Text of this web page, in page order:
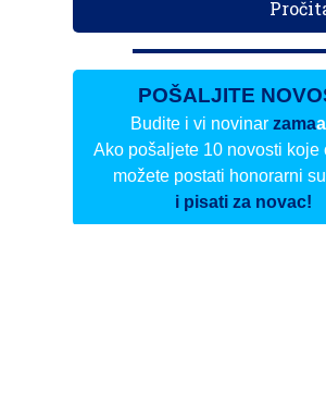
POŠALJITE
Budite i vi novinar zama
Ako pošaljete 10 novosti koje
možete postati honorarni
i pisati za novac!